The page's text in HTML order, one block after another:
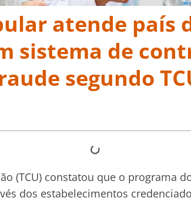
atende país
sistema de
segundo
(TCU) constatou que o programa
dos estabelecimentos